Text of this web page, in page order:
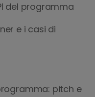
del programma
e i casi di
pitch e